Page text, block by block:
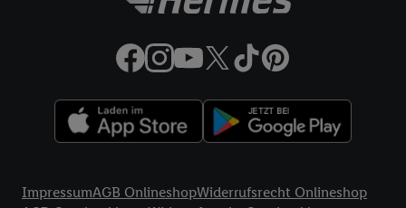
ImpressumAGB OnlineshopWiderrufsrecht Onlineshop